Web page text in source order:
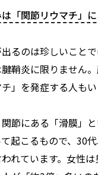
「関節リウマチ」
るのは珍しいことで
鞘炎に限りません
」を発症する人もい
節にある「滑膜」
起こるもので、30
れています。女性